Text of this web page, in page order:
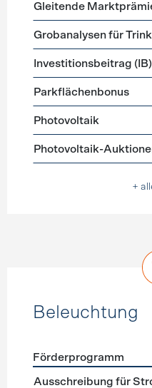
Gleitende
Grobanalysen für
Investitionsbeitrag (IB)
Parkflächenbonus
Photovoltaik
Photovoltaik-
+
Beleuchtung
Förderprogramme
Förderprogramm
Ausschreibung für